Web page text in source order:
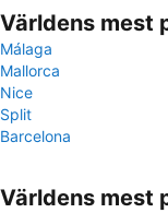
Världens mest
Málaga
Mallorca
Nice
Split
Barcelona
Världens mest